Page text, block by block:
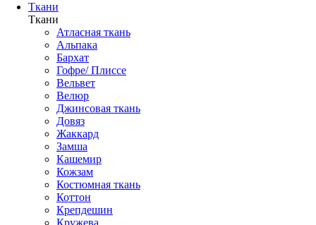
Ткани
Ткани
Атласная ткань
Альпака
Бархат
Гофре/ Плиссе
Вельвет
Велюр
Джинсовая ткань
Довяз
Жаккард
Замша
Кашемир
Кожзам
Костюмная ткань
Коттон
Крепдешин
Кружева